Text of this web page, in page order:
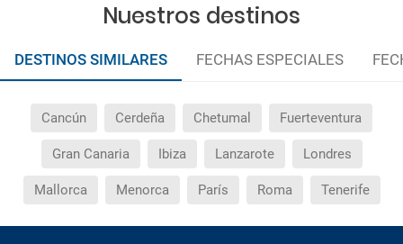
Nuestros destinos
DESTINOS SIMILARES FECHAS ESPECIALES
Cancún Cerdeña Chetumal Fuerteventura
Gran Canaria Ibiza Lanzarote Londres
Mallorca Menorca París Roma Tenerife